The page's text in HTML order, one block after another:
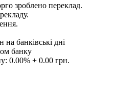
зроблено переклад.
банківські дні
банку
0.00% + 0.00 грн.